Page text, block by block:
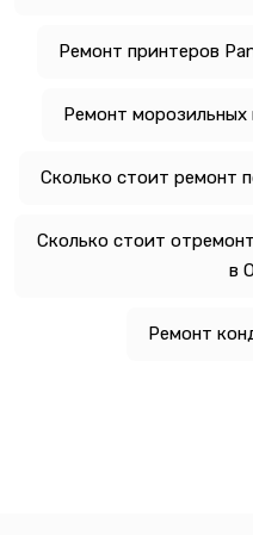
Ремонт принтеров
Ремонт морозильных
Сколько стоит ремонт
Сколько стоит
в
Ремонт